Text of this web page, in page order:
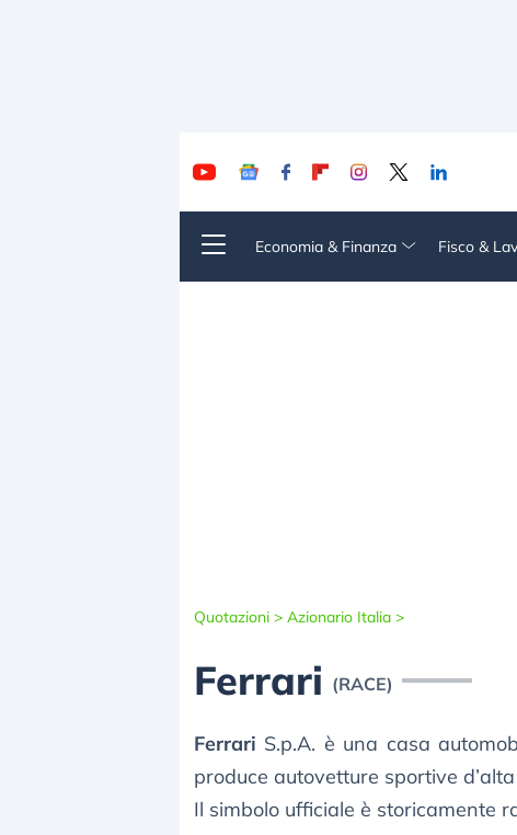
Economia & Finanza Fisco &
Quotazioni > Azionario Italia >
Ferrari (RACE)
Ferrari S.p.A. è una casa
produce autovetture sportive
Il simbolo ufficiale è storicamente